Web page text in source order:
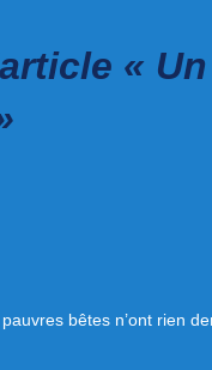
«
bêtes n’ont rien